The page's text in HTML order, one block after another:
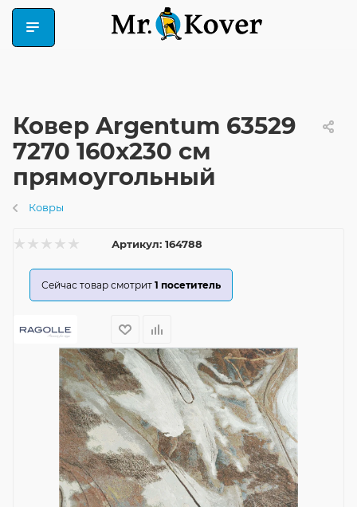
Ковер Argentum 63529
7270 160x230 см
прямоугольный
Ковры
Артикул: 164788
Сейчас товар смотрит 1 посетитель